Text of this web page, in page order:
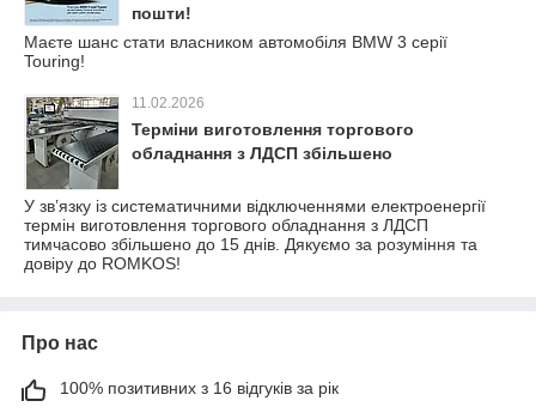
пошти!
Маєте шанс стати власником автомобіля BMW 3 серії
Touring!
11.02.2026
Терміни виготовлення торгового
обладнання з ЛДСП збільшено
У зв’язку із систематичними відключеннями електроенергії
термін виготовлення торгового обладнання з ЛДСП
тимчасово збільшено до 15 днів. Дякуємо за розуміння та
довіру до ROMKOS!
Про нас
100% позитивних з 16 відгуків за рік